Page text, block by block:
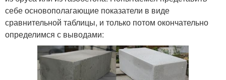
себе основополагающие показатели в виде
сравнительной таблицы, и только потом окончательно
определимся с выводами: